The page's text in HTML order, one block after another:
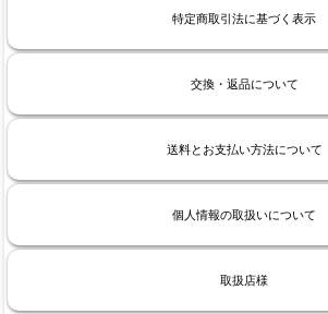
特定商取引法に基づく表示
交換・返品について
送料とお支払い方法について
個人情報の取扱いについて
取扱店様